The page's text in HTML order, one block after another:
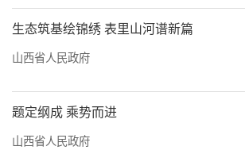
生态筑基绘锦绣 表里山河谱新篇
山西省人民政府
题定纲成 乘势而进
山西省人民政府